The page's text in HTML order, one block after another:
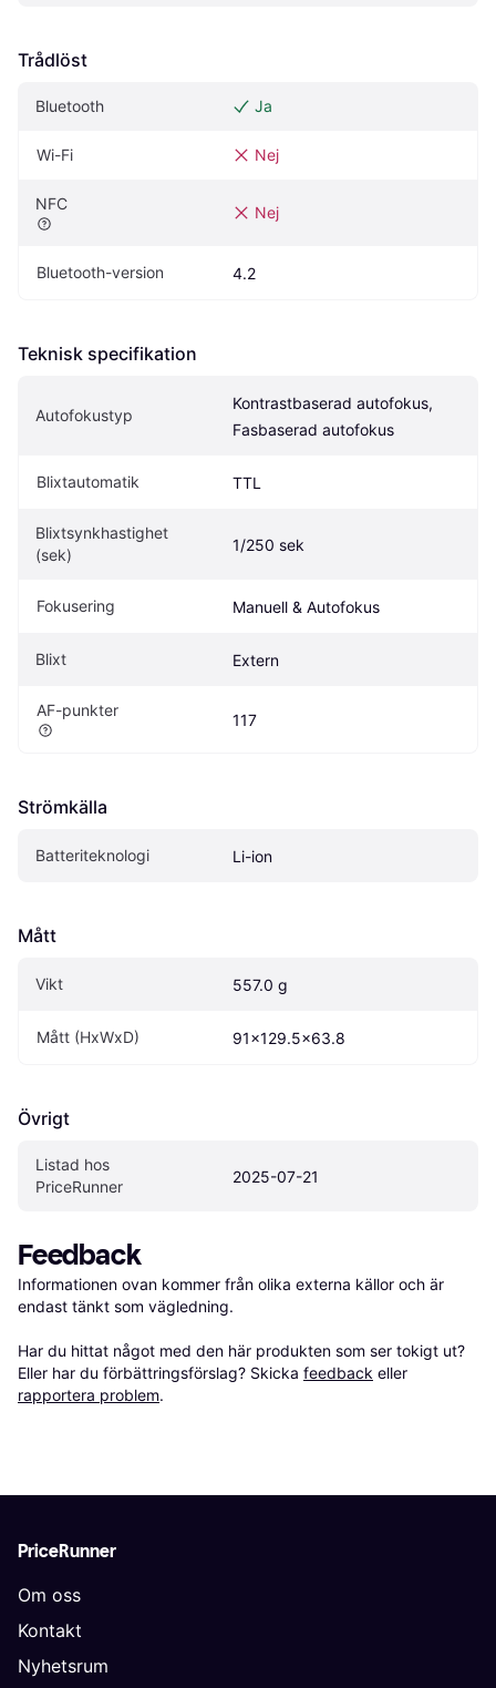
Trådlöst
Bluetooth Ja
Wi-Fi Nej
NFC Nej
Bluetooth-version 4.2
Teknisk specifikation
Autofokustyp
Kontrastbaserad autofokus,
Fasbaserad autofokus
Blixtautomatik TTL
Blixtsynkhastighet
(sek)
1/250 sek
Fokusering Manuell & Autofokus
Blixt Extern
AF-punkter
117
Strömkälla
Batteriteknologi Li-ion
Mått
Vikt 557.0 g
Mått (HxWxD) 91x129.5x63.8
Övrigt
Listad hos
PriceRunner
2025-07-21
Feedback
Informationen ovan kommer från olika externa källor och är
endast tänkt som vägledning.
Har du hittat något med den här produkten som ser tokigt ut?
Eller har du förbättringsförslag? Skicka feedback eller
rapportera problem.
PriceRunner
Om oss
Kontakt
Nyhetsrum